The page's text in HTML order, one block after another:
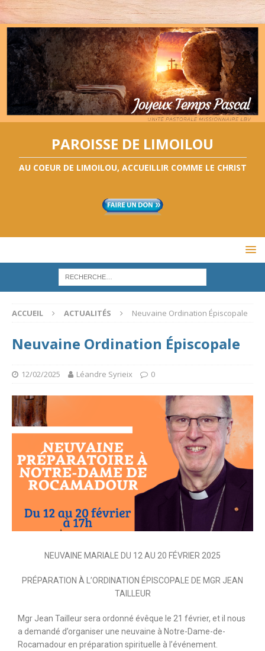
PAROISSE DE LIMOILOU
AU COEUR DE LIMOILOU, ACCUEILLIR COMME LE CHRIST
ACCUEIL ACTUALITÉS Neuvaine Ordination Épiscopale
Neuvaine Ordination Épiscopale
12/02/2025 Léandre Syrieix 0
NEUVAINE MARIALE DU 12 AU 20 FÉVRIER 2025
PRÉPARATION À L’ORDINATION ÉPISCOPALE DE MGR JEAN
TAILLEUR
Mgr Jean Tailleur sera ordonné évêque le 21 février, et il nous
a demandé d’organiser une neuvaine à Notre-Dame-de-
Rocamadour en préparation spirituelle à l’événement.